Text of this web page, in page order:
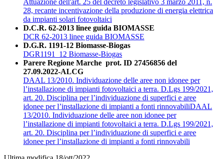
28, recante incentivazione della produzione di energia elettrica
da impianti solari fotovoltaici
D.C.R. 62-2013 linee guida BIOMASSE
DCR 62-2013 linee guida BIOMASSE
D.G.R. 1191-12 Biomasse-Biogas
DGR1191_12 Biomasse-Biogas
Parere Regione Marche prot. ID 27456856 del
27.09.2022-ALCG
DAAL 13/2010. Individuazione delle aree non idonee per
l’installazione di impianti fotovoltaici a terra. D.Lgs 199/2021,
art. 20. Disciplina per l’individuazione di superfici e aree
idonee per l’installazione di impianti a fonti rinnovabiliDAAL
13/2010. Individuazione delle aree non idonee per
l’installazione di impianti fotovoltaici a terra. D.Lgs 199/2021,
art. 20. Disciplina per l’individuazione di superfici e aree
idonee per l’installazione di impianti a fonti rinnovabili